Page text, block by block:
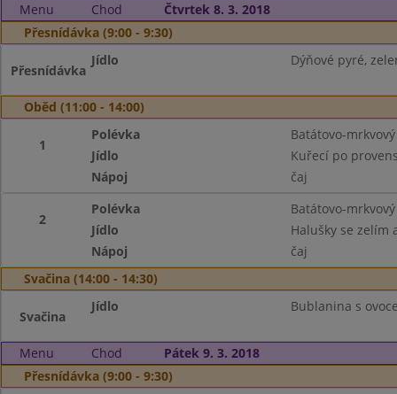
Menu Chod
Čtvrtek 8. 3. 2018
Přesnídávka (9:00 - 9:30)
Přesnídávka
Jídlo Dýňové pyré,
Oběd (11:00 - 14:00)
1
Polévka
Batátovo-
Jídlo
Kuřecí po
Nápoj
čaj
2
Polévka
Batátovo-
Jídlo
Halušky se zelím
Nápoj
čaj
Svačina (14:00 - 14:30)
Svačina
Jídlo Bublanina s
Menu Chod
Pátek 9. 3. 2018
Přesnídávka (9:00 - 9:30)